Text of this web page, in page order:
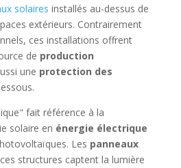
solaires installés au-dessus de
extérieurs. Contrairement
ces installations offrent
de production
une protection des
fait référence à la
solaire en énergie électrique
Les panneaux
structures captent la lumière